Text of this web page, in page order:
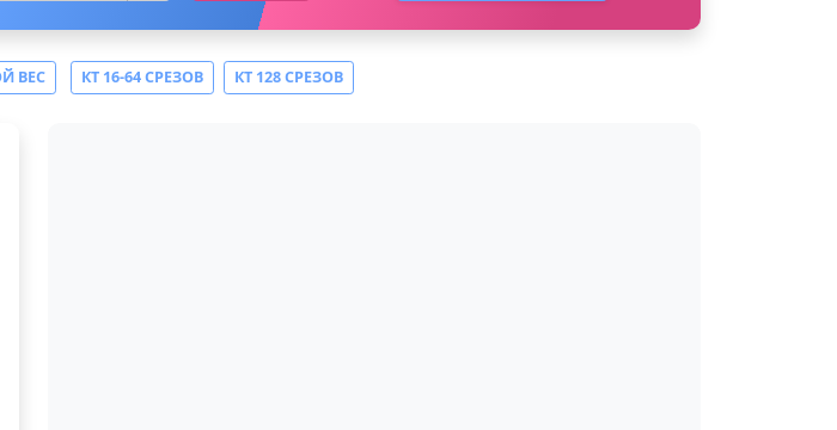
ВЕС КТ 16-64 СРЕЗОВ КТ 128 СРЕЗОВ